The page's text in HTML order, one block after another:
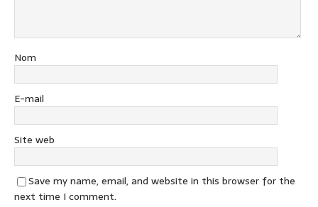
Nom
E-mail
Site web
Save my name, email, and website in this browser for the
next time I comment.